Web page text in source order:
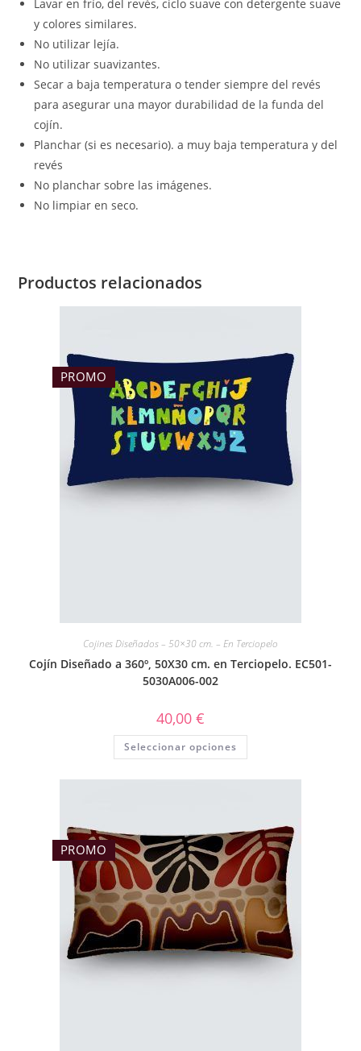
Lavar en frío, del revés, ciclo suave con detergente suave
y colores similares.
No utilizar lejía.
No utilizar suavizantes.
Secar a baja temperatura o tender siempre del revés
para asegurar una mayor durabilidad de la funda del
cojín.
Planchar (si es necesario). a muy baja temperatura y del
revés
No planchar sobre las imágenes.
No limpiar en seco.
Productos relacionados
PROMO
Cojines Diseñados – 50×30 cm. – En Terciopelo
Cojín Diseñado a 360º, 50X30 cm. en Terciopelo. EC501-
5030A006-002
40,00 €
Seleccionar opciones
PROMO